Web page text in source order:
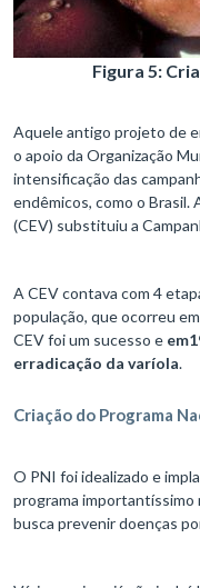
Figura 5:
Aquele antigo projeto de
o apoio da Organização
intensificação das
endêmicos, como o Brasil.
(CEV) substituiu a
A CEV contava com 4
população, que ocorreu
CEV foi um sucesso e
erradicação da varíola.
Criação do Programa
O PNI foi idealizado e
programa
busca prevenir doenças